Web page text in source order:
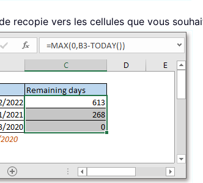
recopie vers les cellules que vous